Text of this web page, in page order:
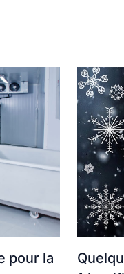
pour la